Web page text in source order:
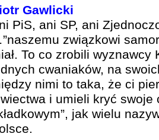
Gawlicki
PiS, ani SP, ani
związkowi
To co zrobili
cwaniaków, na
nimi to taka, że ci
i umieli kryć swoje
jak wielu